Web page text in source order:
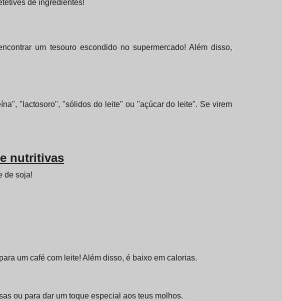
de ingredientes!
um tesouro escondido no supermercado! Além disso,
"lactosoro", "sólidos do leite" ou "açúcar do leite". Se virem
nutritivas
de soja!
um café com leite! Além disso, é baixo em calorias.
ou para dar um toque especial aos teus molhos.